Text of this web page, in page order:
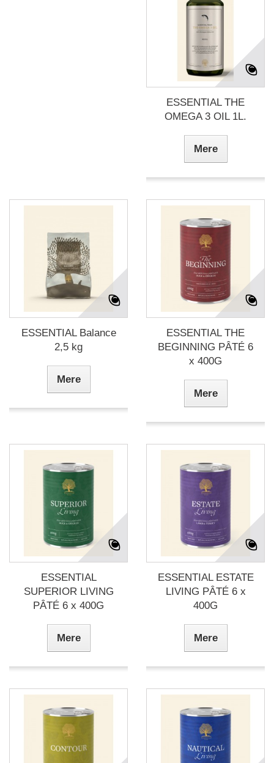
ESSENTIAL THE
OMEGA 3 OIL 1L.
Mere
ESSENTIAL Balance
2,5 kg
Mere
ESSENTIAL THE
BEGINNING PÂTÉ 6
x 400G
Mere
ESSENTIAL
SUPERIOR LIVING
PÂTÉ 6 x 400G
Mere
ESSENTIAL ESTATE
LIVING PÂTÉ 6 x
400G
Mere